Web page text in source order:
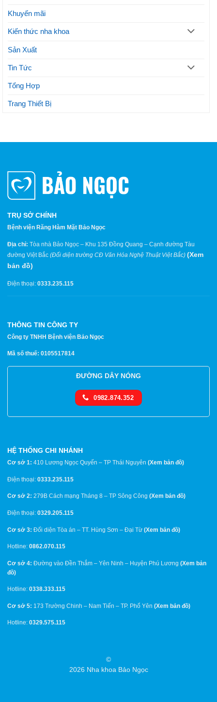
Khuyến mãi
Kiến thức nha khoa
Sản Xuất
Tin Tức
Tổng Hợp
Trang Thiết Bị
TRỤ SỞ CHÍNH
Bệnh viện Răng Hàm Mặt Bảo Ngọc
Địa chỉ: Tòa nhà Bảo Ngọc – Khu 135 Đồng Quang – Cạnh đường Tàu
đường Việt Bắc (Đối diện trường CĐ Văn Hóa Nghệ Thuật Việt Bắc) (Xem
bản đồ)
Điện thoại: 0333.235.115
THÔNG TIN CÔNG TY
Công ty TNHH Bệnh viện Bảo Ngọc
Mã số thuế: 0105517814
ĐƯỜNG DÂY NÓNG
0982.874.352
HỆ THỐNG CHI NHÁNH
Cơ sở 1: 410 Lương Ngọc Quyến – TP Thái Nguyên (Xem bản đồ)
Điện thoại: 0333.235.115
Cơ sở 2: 279B Cách mạng Tháng 8 – TP Sông Công (Xem bản đồ)
Điện thoại: 0329.205.115
Cơ sở 3: Đối diện Tòa án – TT. Hùng Sơn – Đại Từ (Xem bản đồ)
Hotline: 0862.070.115
Cơ sở 4: Đường vào Đền Thắm – Yên Ninh – Huyện Phú Lương (Xem bản
đồ)
Hotline: 0338.333.115
Cơ sở 5: 173 Trường Chinh – Nam Tiến – TP. Phổ Yên (Xem bản đồ)
Hotline: 0329.575.115
©
2026 Nha khoa Bảo Ngọc